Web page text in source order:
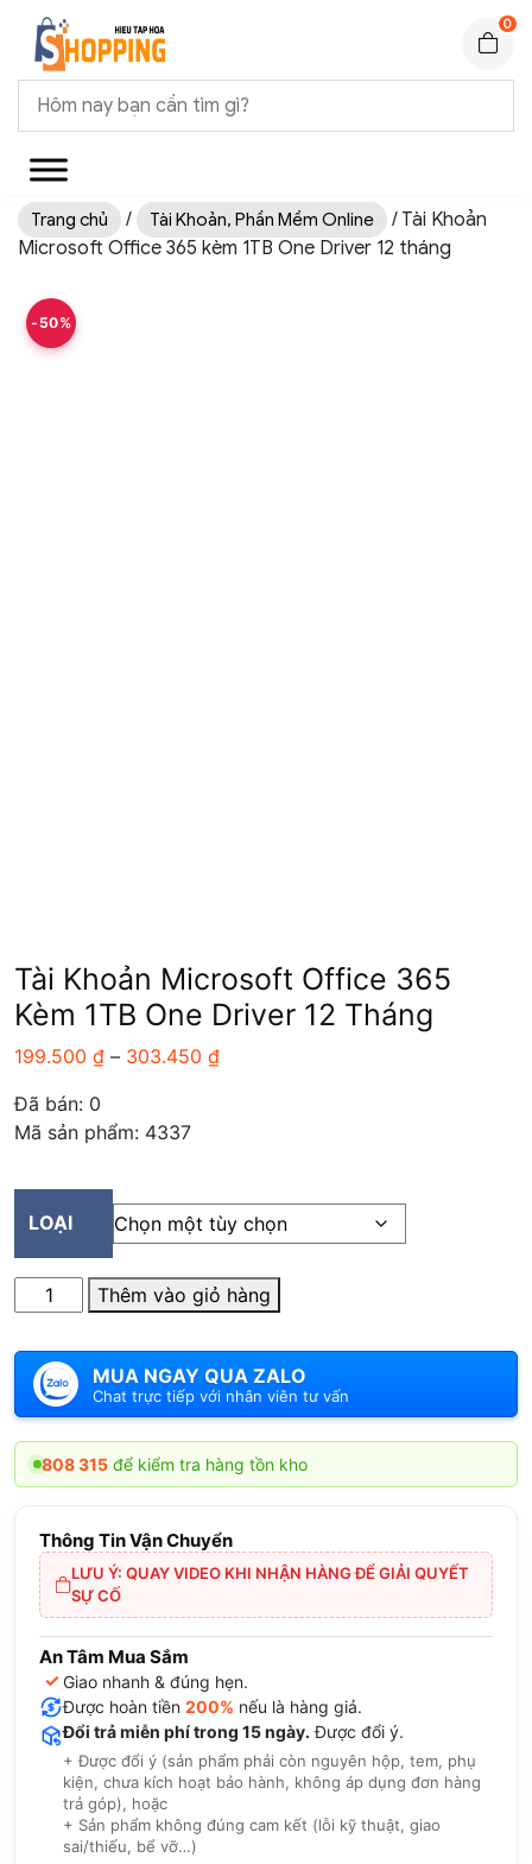
0
Trang chủ / Tài Khoản, Phần Mềm Online
/ Tài Khoản
Microsoft Office 365 kèm 1TB One Driver 12 tháng
-50%
Tài Khoản Microsoft Office 365
Kèm 1TB One Driver 12 Tháng
199.500 ₫ – 303.450 ₫Khoảng
303.450 ₫
Đã bán: 0
Mã sản phẩm: 4337
LOẠI
lượng
Thêm vào giỏ hàng
MUA NGAY QUA ZALO
Chat trực tiếp với nhân viên tư vấn
315để kiểm tra hàng tồn kho
Thông Tin Vận Chuyển
LƯU Ý: QUAY VIDEO KHI NHẬN HÀNG ĐỂ GIẢI QUYẾT
SỰ CỐ
An Tâm Mua Sắm
✓ Giao nhanh & đúng hẹn.
Được hoàn tiền 200% nếu là hàng giả.
Đổi trả miễn phí trong 15 ngày. Được đổi ý.
+ Được đổi ý (sản phẩm phải còn nguyên hộp, tem, phụ
kiện, chưa kích hoạt bảo hành, không áp dụng đơn hàng
trả góp), hoặc
+ Sản phẩm không đúng cam kết (lỗi kỹ thuật, giao
sai/thiếu, bể vỡ…)